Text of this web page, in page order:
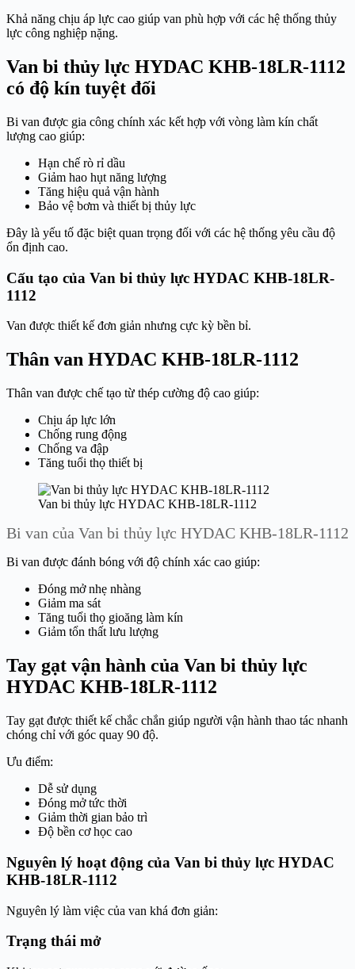
Khả năng chịu áp lực cao giúp van phù hợp với các hệ thống thủy
lực công nghiệp nặng.
Van bi thủy lực HYDAC KHB-18LR-1112
có độ kín tuyệt đối
Bi van được gia công chính xác kết hợp với vòng làm kín chất
lượng cao giúp:
Hạn chế rò rỉ dầu
Giảm hao hụt năng lượng
Tăng hiệu quả vận hành
Bảo vệ bơm và thiết bị thủy lực
Đây là yếu tố đặc biệt quan trọng đối với các hệ thống yêu cầu độ
ổn định cao.
Cấu tạo của Van bi thủy lực HYDAC KHB-18LR-
1112
Van được thiết kế đơn giản nhưng cực kỳ bền bỉ.
Thân van HYDAC KHB-18LR-1112
Thân van được chế tạo từ thép cường độ cao giúp:
Chịu áp lực lớn
Chống rung động
Chống va đập
Tăng tuổi thọ thiết bị
Van bi thủy lực HYDAC KHB-18LR-1112
Bi van của Van bi thủy lực HYDAC KHB-18LR-1112
Bi van được đánh bóng với độ chính xác cao giúp:
Đóng mở nhẹ nhàng
Giảm ma sát
Tăng tuổi thọ gioăng làm kín
Giảm tổn thất lưu lượng
Tay gạt vận hành của Van bi thủy lực
HYDAC KHB-18LR-1112
Tay gạt được thiết kế chắc chắn giúp người vận hành thao tác nhanh
chóng chỉ với góc quay 90 độ.
Ưu điểm:
Dễ sử dụng
Đóng mở tức thời
Giảm thời gian bảo trì
Độ bền cơ học cao
Nguyên lý hoạt động của Van bi thủy lực HYDAC
KHB-18LR-1112
Nguyên lý làm việc của van khá đơn giản:
Trạng thái mở